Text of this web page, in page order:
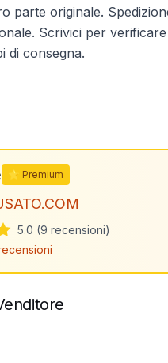
parte originale.
Scrivici per
di consegna.
⭐ Premium
5.0 (9 recensioni)